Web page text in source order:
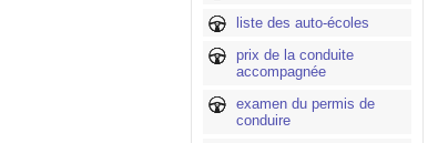
liste des auto-écoles
prix de la conduite
accompagnée
examen du permis de
conduire